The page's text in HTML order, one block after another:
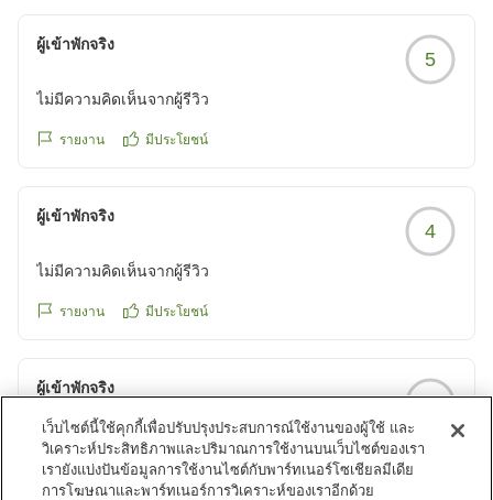
※上層階だと人の声などは気になりません。
クチコミの詳細はこちらから
https://review.travel.rakuten.co.jp/hotel/voice/121?
reviewId=33123478376149
ผู้เข้าพักจริง
5
ไม่มีความคิดเห็นจากผู้รีวิว
รายงาน มีประโยชน์
ผู้เข้าพักจริง
4
ไม่มีความคิดเห็นจากผู้รีวิว
รายงาน มีประโยชน์
ผู้เข้าพักจริง
4
ไม่มีความคิดเห็นจากผู้รีวิว
รายงาน มีประโยชน์
เว็บไซต์นี้ใช้คุกกี้เพื่อปรับปรุงประสบการณ์ใช้งานของผู้ใช้ และ
วิเคราะห์ประสิทธิภาพและปริมาณการใช้งานบนเว็บไซต์ของเรา
เรายังแบ่งปันข้อมูลการใช้งานไซต์กับพาร์ทเนอร์โซเชียลมีเดีย
การโฆษณาและพาร์ทเนอร์การวิเคราะห์ของเราอีกด้วย